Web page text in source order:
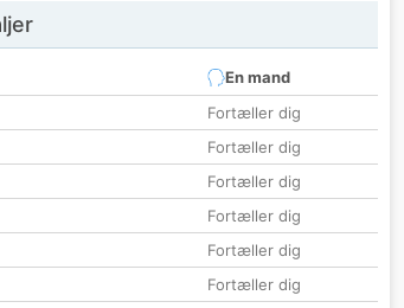
En mand
Fortæller dig
Fortæller dig
Fortæller dig
Fortæller dig
Fortæller dig
Fortæller dig